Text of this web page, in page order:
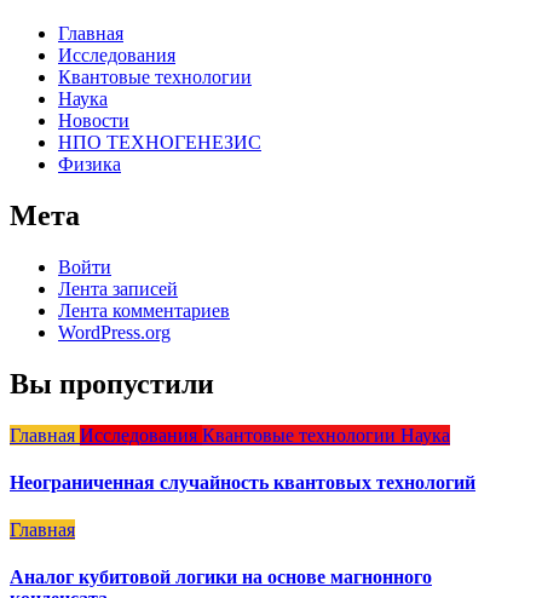
Главная
Исследования
Квантовые технологии
Наука
Новости
НПО ТЕХНОГЕНЕЗИС
Физика
Мета
Войти
Лента записей
Лента комментариев
WordPress.org
Вы пропустили
Главная Исследования Квантовые технологии Наука
Неограниченная случайность квантовых технологий
Главная
Аналог кубитовой логики на основе магнонного